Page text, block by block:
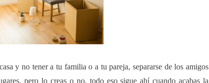
y no tener a tu familia o a tu pareja, separarse de los amigos
pero lo creas o no, todo eso sigue ahí cuando acabas la